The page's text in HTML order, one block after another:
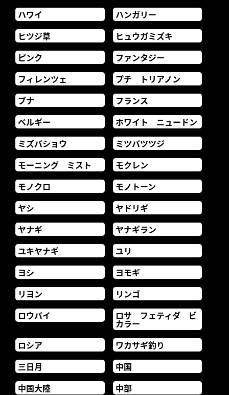
ハワイ
ハンガリー
ヒツジ草
ヒュウガミズキ
ピンク
ファンタジー
フィレンツェ
プチ トリアノン
ブナ
フランス
ベルギー
ホワイト ニュードン
ミズバショウ
ミツバツツジ
モーニング ミスト
モクレン
モノクロ
モノトーン
ヤシ
ヤドリギ
ヤナギ
ヤナギラン
ユキヤナギ
ユリ
ヨシ
ヨモギ
リヨン
リンゴ
ロウバイ
ロサ フェティダ ビ
カラー
ロシア
ワカサギ釣り
三日月
中国
中国大陸
中部